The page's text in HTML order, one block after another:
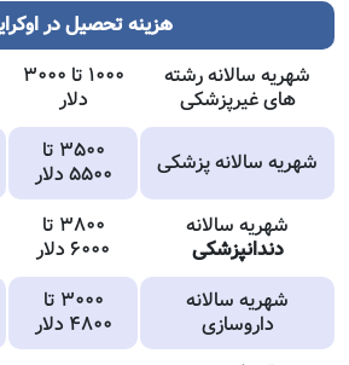
هزینه تحصیل در
شهریه سالانه رشته
های غیرپزشکی
۱۰۰۰ تا ۳۰۰۰
دلار
شهریه سالانه پزشکی
۳۵۰۰ تا
۵۵۰۰ دلار
شهریه سالانه
دندانپزشکی
۳۸۰۰ تا
۶۰۰۰ دلار
شهریه سالانه
داروسازی
۳۰۰۰ تا
۴۸۰۰ دلار